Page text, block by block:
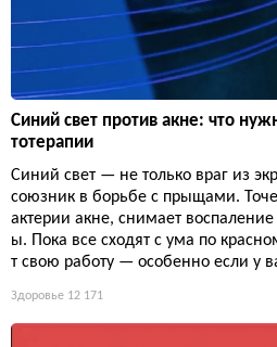
Синий свет против акне: что
тотерапии
Синий свет — не только враг из
союзник в борьбе с прыщами.
актерии акне, снимает
ы. Пока все сходят с ума по
т свою работу — особенно если у
Здоровье 12 171